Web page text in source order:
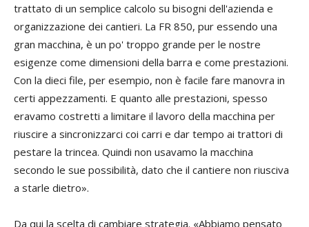
trattato di un semplice calcolo su bisogni dell'azienda e
organizzazione dei cantieri. La FR 850, pur essendo una
gran macchina, è un po' troppo grande per le nostre
esigenze come dimensioni della barra e come prestazioni.
Con la dieci file, per esempio, non è facile fare manovra in
certi appezzamenti. E quanto alle prestazioni, spesso
eravamo costretti a limitare il lavoro della macchina per
riuscire a sincronizzarci coi carri e dar tempo ai trattori di
pestare la trincea. Quindi non usavamo la macchina
secondo le sue possibilità, dato che il cantiere non riusciva
a starle dietro».
Da qui la scelta di cambiare strategia. «Abbiamo pensato